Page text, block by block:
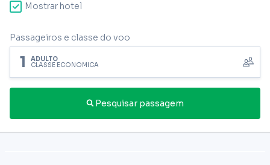
Mostrar hotel
Passageiros e classe do voo
1 ADULTO
CLASSE ECONÔMICA
Pesquisar passagem